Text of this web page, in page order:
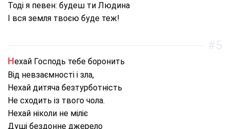
Тоді я певен: будеш ти Людина
І вся земля твоєю буде теж!
Нехай Господь тебе боронить
Від невзаємності і зла,
Нехай дитяча безтурботність
Не сходить із твого чола.
Нехай ніколи не міліє
Душі бездонне джерело
#5